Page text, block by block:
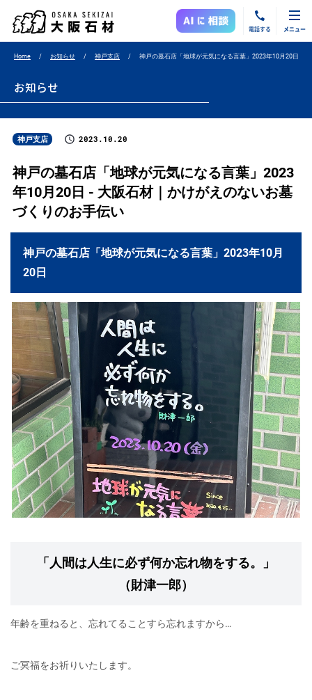
電話する メニュー
Home お知らせ 神戸支店 神戸の墓石店「地球が元気になる言葉」2023年10月20日
お知らせ
神戸支店 2023.10.20
神戸の墓石店「地球が元気になる言葉」2023
年10月20日 - 大阪石材｜かけがえのないお墓
づくりのお手伝い
神戸の墓石店「地球が元気になる言葉」2023年10月
20日
「人間は人生に必ず何か忘れ物をする。」
（財津一郎）
年齢を重ねると、忘れてることすら忘れますから…
ご冥福をお祈りいたします。